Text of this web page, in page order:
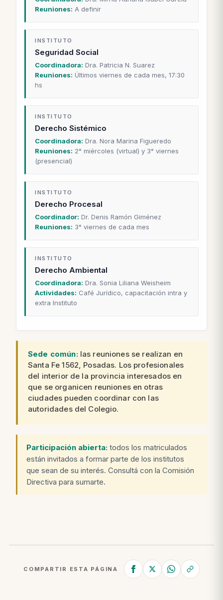
Reuniones: A definir
INSTITUTO
Seguridad Social
Coordinadora: Dra. Patricia N. Suarez
Reuniones: Últimos viernes de cada mes, 17:30
hs
INSTITUTO
Derecho Sistémico
Coordinadora: Dra. Nora Marina Figueredo
Reuniones: 2° miércoles (virtual) y 3° viernes
(presencial)
INSTITUTO
Derecho Procesal
Coordinador: Dr. Denis Ramón Giménez
Reuniones: 3° viernes de cada mes
INSTITUTO
Derecho Ambiental
Coordinadora: Dra. Sonia Liliana Weisheim
Actividades: Café Jurídico, capacitación intra y
extra Instituto
Sede común:las reuniones se realizan en
Santa Fe 1562, Posadas. Los profesionales
del interior de la provincia interesados en
que se organicen reuniones en otras
ciudades pueden coordinar con las
autoridades del Colegio.
Participación abierta: todos los matriculados
están invitados a formar parte de los institutos
que sean de su interés. Consultá con la Comisión
Directiva para sumarte.
COMPARTIR ESTA PÁGINA